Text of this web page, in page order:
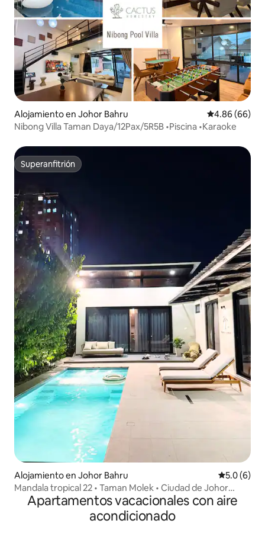
Alojamiento en Johor Bahru Calificación
4.86 (66)
Nibong Villa Taman Daya/12Pax/5R5B •Piscina •Karaoke
Superanfitrión
Superanfitrión
Alojamiento en Johor Bahru
5.0 (6)
Mandala tropical 22 • Taman Molek • Ciudad de Johor
Bahru
Apartamentos vacacionales con aire
acondicionado